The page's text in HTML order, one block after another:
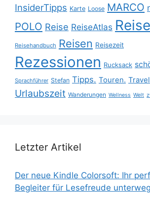
InsiderTipps Karte Loose MARCO
POLO Reise ReiseAtlas
Reisehandbuch Reisen Reisezeit
Rezessionen Rucksack
Sprachführer Stefan Tipps. Touren. Travel
Urlaubszeit Wanderungen Wellness Welt
Letzter Artikel
Der neue Kindle Colorsoft: Ihr
Begleiter für Lesefreude